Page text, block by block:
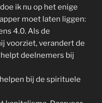
ik nu op het enige
moet laten liggen:
4.0. Als de
voorziet, verandert de
deelnemers bij
bij de spirituele